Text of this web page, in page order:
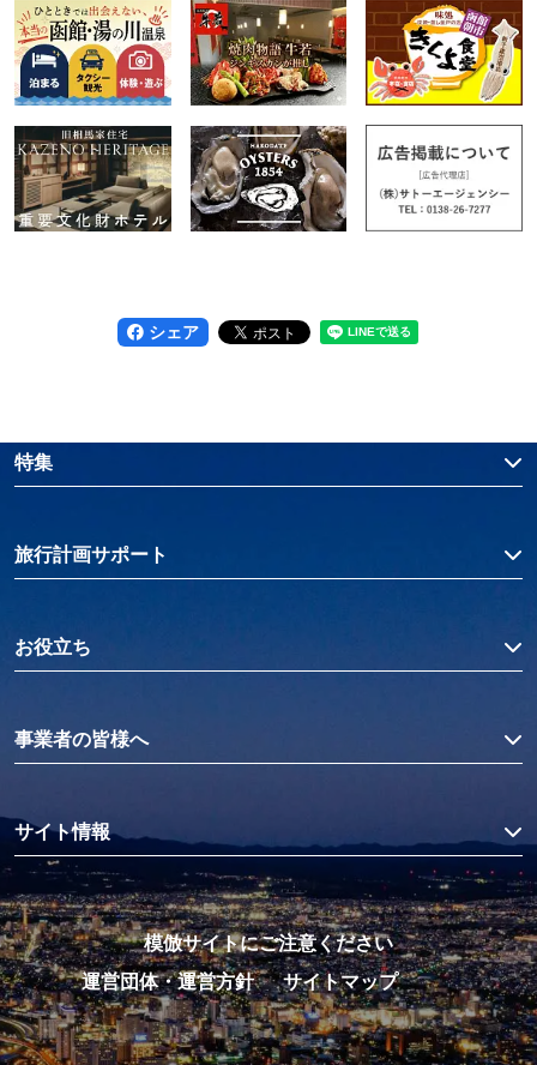
シェア
特集
旅行計画サポート
お役立ち
事業者の皆様へ
サイト情報
模倣サイトにご注意ください
運営団体・運営方針
サイトマップ